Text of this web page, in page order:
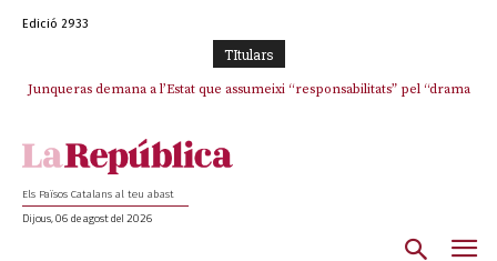
Edició 2933
TItulars
Junqueras demana a l’Estat que assumeixi “responsabilitats” pel “drama
Crisi total a ERC Girona
Els Països Catalans al teu abast
Dijous, 06 de agost del 2026